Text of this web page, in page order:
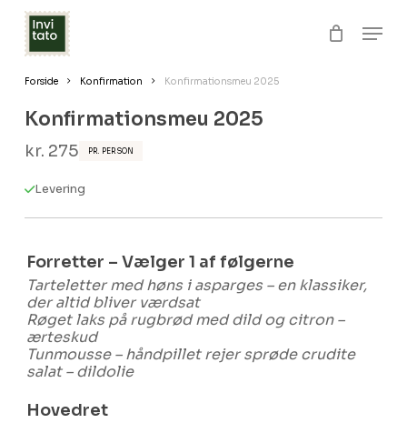
Skip
Close
Forside Konfirmation Konfirmationsmeu 2025
Konfirmationsmeu 2025
kr. 275 PR. PERSON
Levering
Forretter – Vælger 1 af følgerne
Tarteletter med høns i asparges – en klassiker,
der altid bliver værdsat
Røget laks på rugbrød med dild og citron –
ærteskud
Tunmousse – håndpillet rejer sprøde crudite
salat – dildolie
Hovedret